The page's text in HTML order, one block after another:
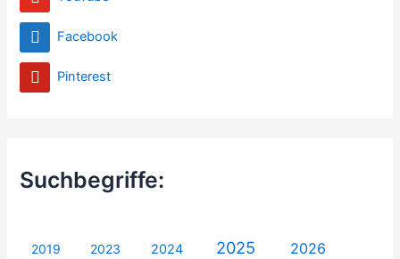
Facebook
Pinterest
Suchbegriffe:
2019 2023 2024 2025 2026